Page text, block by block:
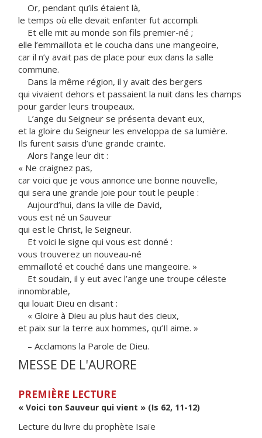
Or, pendant qu’ils étaient là,
le temps où elle devait enfanter fut accompli.
Et elle mit au monde son fils premier-né ;
elle l’emmaillota et le coucha dans une mangeoire,
car il n’y avait pas de place pour eux dans la salle
commune.
Dans la même région, il y avait des bergers
qui vivaient dehors et passaient la nuit dans les champs
pour garder leurs troupeaux.
L’ange du Seigneur se présenta devant eux,
et la gloire du Seigneur les enveloppa de sa lumière.
Ils furent saisis d’une grande crainte.
Alors l’ange leur dit :
« Ne craignez pas,
car voici que je vous annonce une bonne nouvelle,
qui sera une grande joie pour tout le peuple :
Aujourd’hui, dans la ville de David,
vous est né un Sauveur
qui est le Christ, le Seigneur.
Et voici le signe qui vous est donné :
vous trouverez un nouveau-né
emmailloté et couché dans une mangeoire. »
Et soudain, il y eut avec l’ange une troupe céleste
innombrable,
qui louait Dieu en disant :
« Gloire à Dieu au plus haut des cieux,
et paix sur la terre aux hommes, qu’Il aime. »
– Acclamons la Parole de Dieu.
MESSE DE L'AURORE
PREMIÈRE LECTURE
« Voici ton Sauveur qui vient » (Is 62, 11-12)
Lecture du livre du prophète Isaïe